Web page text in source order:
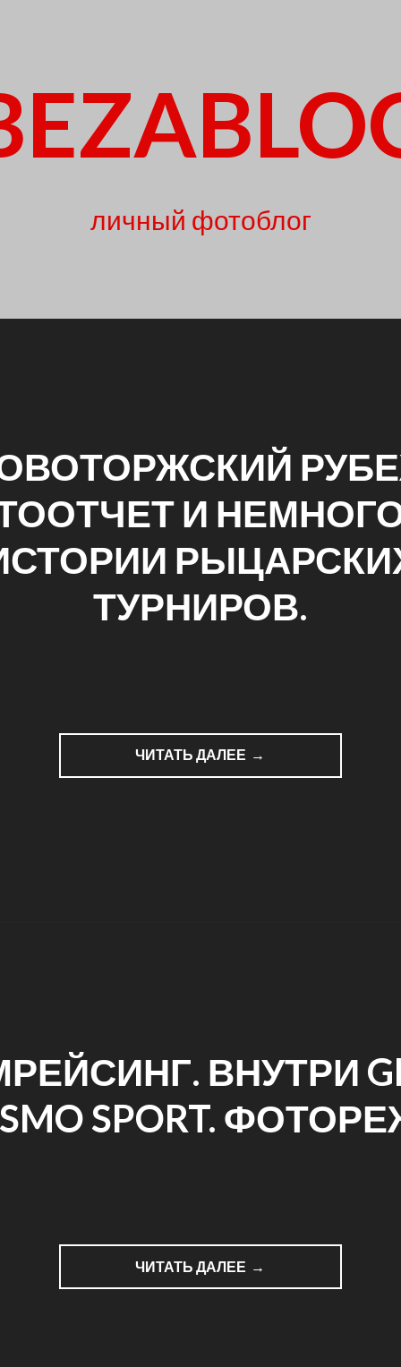
личный фотоблог
И
ТУРНИРОВ.
ЧИТАТЬ ДАЛЕЕ
ВНУТРИ
SPORT.
ЧИТАТЬ ДАЛЕЕ